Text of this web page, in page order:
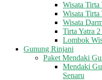
Wisata
Wisata
Wisata
Tirta Yatra
Lombok
Gunung Rinjani
Paket Mendaki
Mendaki
Senaru